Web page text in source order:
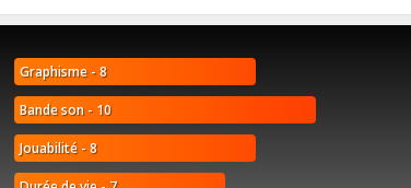
Graphisme - 8
Bande son - 10
Jouabilité - 8